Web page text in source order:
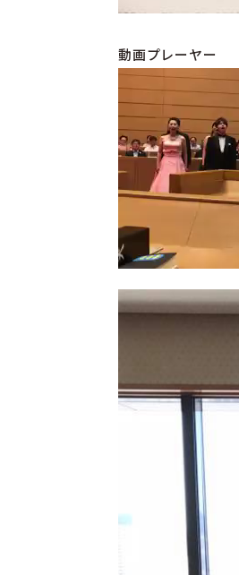
動画プレーヤー
00:00
ボリューム調節